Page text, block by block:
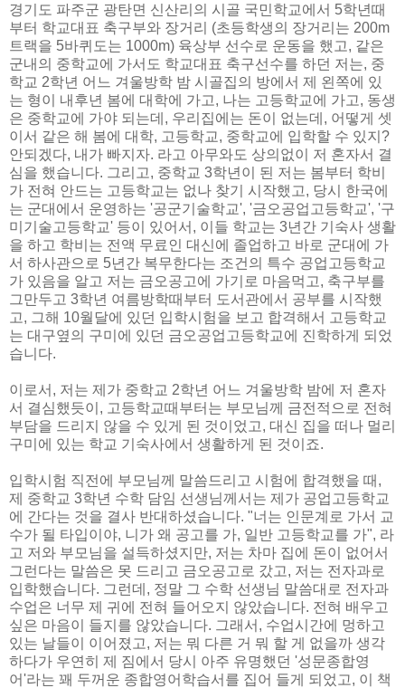
경기도 파주군 광탄면 신산리의 시골 국민학교에서 5학년때
부터 학교대표 축구부와 장거리 (초등학생의 장거리는 200m
트랙을 5바퀴도는 1000m) 육상부 선수로 운동을 했고, 같은
군내의 중학교에 가서도 학교대표 축구선수를 하던 저는, 중
학교 2학년 어느 겨울방학 밤 시골집의 방에서 제 왼쪽에 있
는 형이 내후년 봄에 대학에 가고, 나는 고등학교에 가고, 동생
은 중학교에 가야 되는데, 우리집에는 돈이 없는데, 어떻게 셋
이서 같은 해 봄에 대학, 고등학교, 중학교에 입학할 수 있지?
안되겠다, 내가 빠지자. 라고 아무와도 상의없이 저 혼자서 결
심을 했습니다. 그리고, 중학교 3학년이 된 저는 봄부터 학비
가 전혀 안드는 고등학교는 없나 찾기 시작했고, 당시 한국에
는 군대에서 운영하는 '공군기술학교', '금오공업고등학교', '구
미기술고등학교' 등이 있어서, 이들 학교는 3년간 기숙사 생활
을 하고 학비는 전액 무료인 대신에 졸업하고 바로 군대에 가
서 하사관으로 5년간 복무한다는 조건의 특수 공업고등학교
가 있음을 알고 저는 금오공고에 가기로 마음먹고, 축구부를
그만두고 3학년 여름방학때부터 도서관에서 공부를 시작했
고, 그해 10월달에 있던 입학시험을 보고 합격해서 고등학교
는 대구옆의 구미에 있던 금오공업고등학교에 진학하게 되었
습니다.
이로서, 저는 제가 중학교 2학년 어느 겨울방학 밤에 저 혼자
서 결심했듯이, 고등학교때부터는 부모님께 금전적으로 전혀
부담을 드리지 않을 수 있게 된 것이었고, 대신 집을 떠나 멀리
구미에 있는 학교 기숙사에서 생활하게 된 것이죠.
입학시험 직전에 부모님께 말씀드리고 시험에 합격했을 때,
제 중학교 3학년 수학 담임 선생님께서는 제가 공업고등학교
에 간다는 것을 결사 반대하셨습니다. "너는 인문계로 가서 교
수가 될 타입이야, 니가 왜 공고를 가, 일반 고등학교를 가", 라
고 저와 부모님을 설득하셨지만, 저는 차마 집에 돈이 없어서
그런다는 말씀은 못 드리고 금오공고로 갔고, 저는 전자과로
입학했습니다. 그런데, 정말 그 수학 선생님 말씀대로 전자과
수업은 너무 제 귀에 전혀 들어오지 않았습니다. 전혀 배우고
싶은 마음이 들지를 않았습니다. 그래서, 수업시간에 멍하고
있는 날들이 이어졌고, 저는 뭐 다른 거 뭐 할 게 없을까 생각
하다가 우연히 제 짐에서 당시 아주 유명했던 '성문종합영
어'라는 꽤 두꺼운 종합영어학습서를 집어 들게 되었고, 이 책